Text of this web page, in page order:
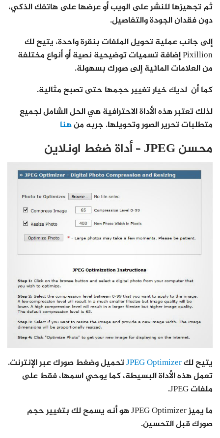
ثم تجهيزها للنشر على الويب أو عرضها على هاتفك الذكي،
دون فقدان الجودة والتفاصيل.
إلى جانب عملية تحويل الملفات بنقرة واحدة، يتيح لك
Pixillion إضافة تسميات توضيحية نصية أو أنواع مختلفة
من العلامات المائية إلى صورك بسهولة.
كما أن لديك خيار تغيير حجمها حتى تصبح مثالية.
لذلك تعتبر هذه الأداة الاحترافية هي الحل الشامل لجميع
متطلبات تحرير الصور وتحويلها. جربه منهنا
محسن JPEG – أداة ضغط اونلاين
يتيح لك
تحميل وضغط صورك عبر الإنترنت.
تعمل هذه الأداة البسيطة، كما يوحي اسمها، فقط على
ملفات JPEG.
ما يميز JPEG Optimizer هو أنه يسمح لك بتغيير حجم
صورك قبل التحسين.